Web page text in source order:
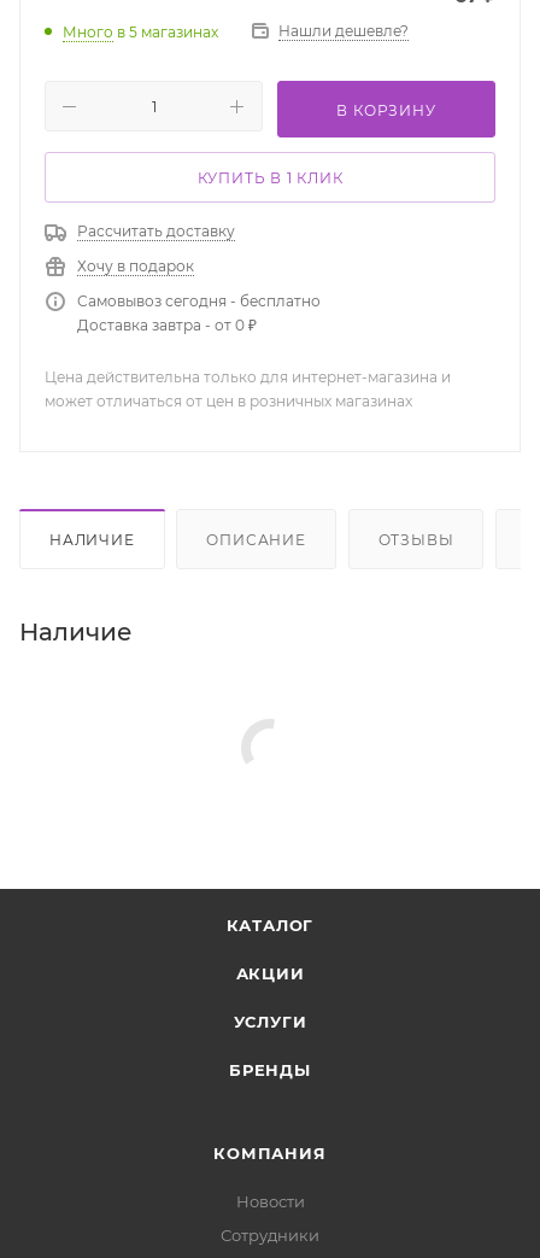
Много в 5 магазинах Нашли дешевле?
В КОРЗИНУ
КУПИТЬ В 1 КЛИК
Рассчитать доставку
Хочу в подарок
Самовывоз сегодня - бесплатно
Доставка завтра - от 0 ₽
Цена действительна только для интернет-магазина и
может отличаться от цен в розничных магазинах
НАЛИЧИЕ ОПИСАНИЕ ОТЗЫВЫ
Наличие
КАТАЛОГ
АКЦИИ
УСЛУГИ
БРЕНДЫ
КОМПАНИЯ
Новости
Сотрудники